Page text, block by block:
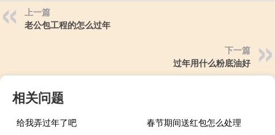
上一篇
老公包工程的怎么过年
下一篇
过年用什么粉底油好
相关问题
给我弄过年了吧
春节期间送红包怎么处理